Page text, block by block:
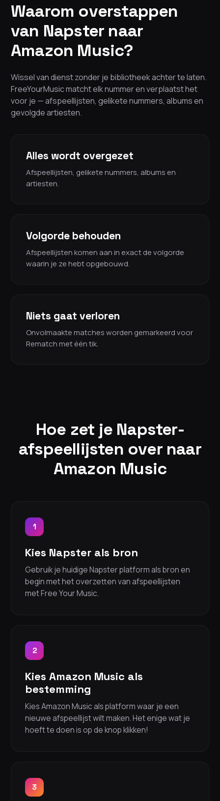
Waarom overstappen
van Napster naar
Amazon Music?
Wissel van dienst zonder je bibliotheek achter te laten.
FreeYourMusic matcht elk nummer en verplaatst het
voor je — afspeellijsten, gelikete nummers, albums en
gevolgde artiesten.
Alles wordt overgezet
Afspeellijsten, gelikete nummers, albums en
artiesten.
Volgorde behouden
Afspeellijsten komen aan in exact de volgorde
waarin je ze hebt opgebouwd.
Niets gaat verloren
Onvolmaakte matches worden gemarkeerd voor
Rematch met één tik.
Hoe zet je Napster-
afspeellijsten over naar
Amazon Music
1
Kies Napster als bron
Gebruik je huidige Napster platform als bron en
begin met het overzetten van afspeellijsten
met Free Your Music.
2
Kies Amazon Music als
bestemming
Kies Amazon Music als platform waar je een
nieuwe afspeellijst wilt maken. Het enige wat je
hoeft te doen is op de knop klikken!
3